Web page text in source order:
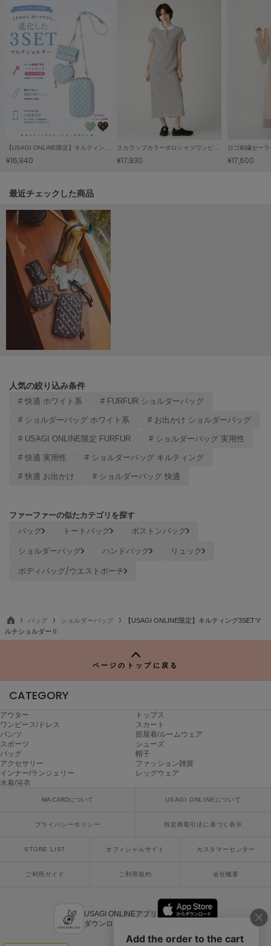
アンダーソン アンダーソン
un/neu
アンノイ
URBAN RESEARCH ROSSO
アーバンリサーチ ロッソ
ウサギブックス
USAGI Gallery
ウサギギャラリー
ウサギアイテム
USAGI Vintage
ウサギヴィンテージ
VEJA
ヴェジャ
¥16,940 ¥17,930
ロゴ刺繍セー
¥17,600
関連記事
最近チェックした商品
人気の絞り込み条件
# 快適 ホワイト系 # FURFUR ショルダーバッグ
# ショルダーバッグ ホワイト系 # お出かけ ショルダーバッグ
# USAGI ONLINE限定 FURFUR # ショルダーバッグ 実用性
# 快適 実用性 # ショルダーバッグ キルティング
# 快適 お出かけ # ショルダーバッグ 快適
ファーファーの似たカテゴリを探す
バッグ トートバッグ
ボストンバッグ
ショルダーバッグ
ハンドバッグ
リュック
ボディバッグ/ウエストポーチ
TO
P
バッグ ショルダーバッグ
【USAGI ONLINE限定】キルティング3SETマ
ルチショルダーⅡ
ページのトップに戻る
CATEGORY
アウター
トップス
ワンピース/ドレス
スカート
パンツ
部屋着/ルームウェア
スポーツ
シューズ
バッグ
帽子
アクセサリー
ファッション雑貨
インナー/ランジェリー
レッグウェア
水着/浴衣
MA CARDについて USAGI ONLINEについて
プライバシーポリシー 特定商取引法に基づく表示
STORE LIST オフィシャルサイト カスタマーセンター
ご利用ガイド ご利用規約 会社概要
USAGI ONLINEアプリ
ダウンロードはこちら